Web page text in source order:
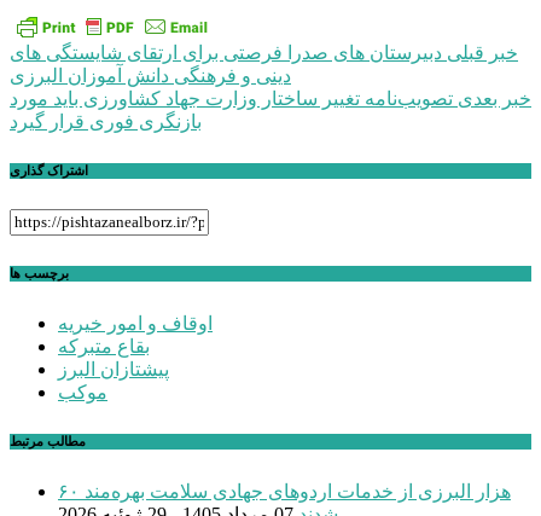
راهبری
نوشته
خبر قبلی دبیرستان های صدرا فرصتی برای ارتقای شایستگی های
دینی و فرهنگی دانش آموزان البرزی
خبر بعدی تصویب‌نامه تغییر ساختار وزارت جهاد کشاورزی باید مورد
بازنگری فوری قرار گیرد
اشتراک گذاری
برچسب ها
اوقاف و امور خیریه
بقاع متبرکه
پیشتازان البرز
موکب
مطالب مرتبط
۶۰ هزار البرزی از خدمات اردوهای جهادی سلامت بهره‌مند